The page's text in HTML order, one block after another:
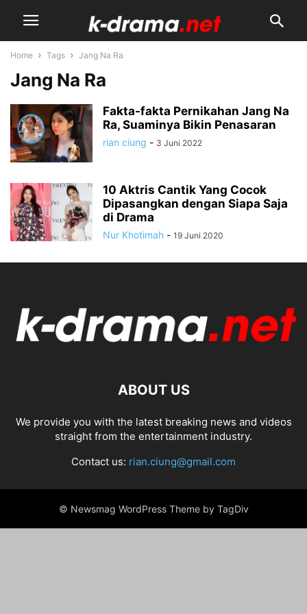
Home Tags Jang Na Ra
Jang Na Ra
Fakta-fakta Pernikahan Jang Na
Ra, Suaminya Bikin Penasaran
rian ciung - 3 Juni 2022
10 Aktris Cantik Yang Cocok
Dipasangkan dengan Siapa Saja
di Drama
Nur Khotimah - 19 Juni 2020
ABOUT US
We provide you with the latest breaking news and videos
straight from the entertainment industry.
Contact us: rian.ciung@gmail.com
© Newsmag WordPress Theme by TagDiv